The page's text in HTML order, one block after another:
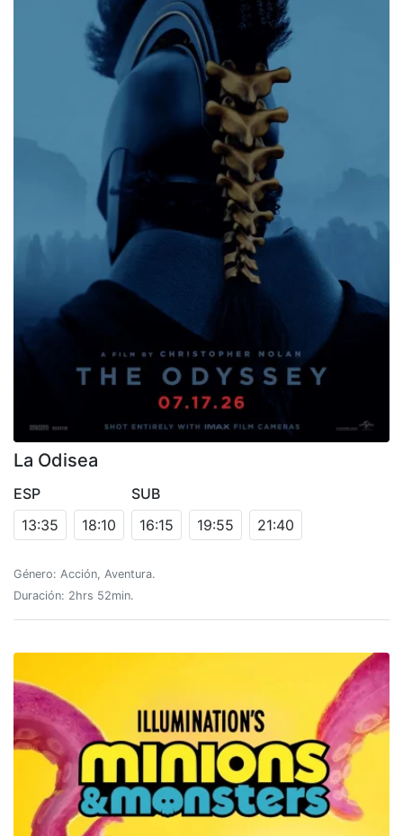
La Odisea
ESP
13:35
18:10
SUB
16:15
19:55 21:40
Género: Acción, Aventura.
Duración: 2hrs 52min.